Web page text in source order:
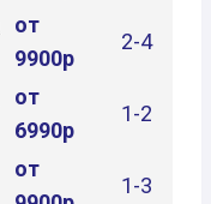
от
9900р
2-4
от
6990р
1-2
от
1-3